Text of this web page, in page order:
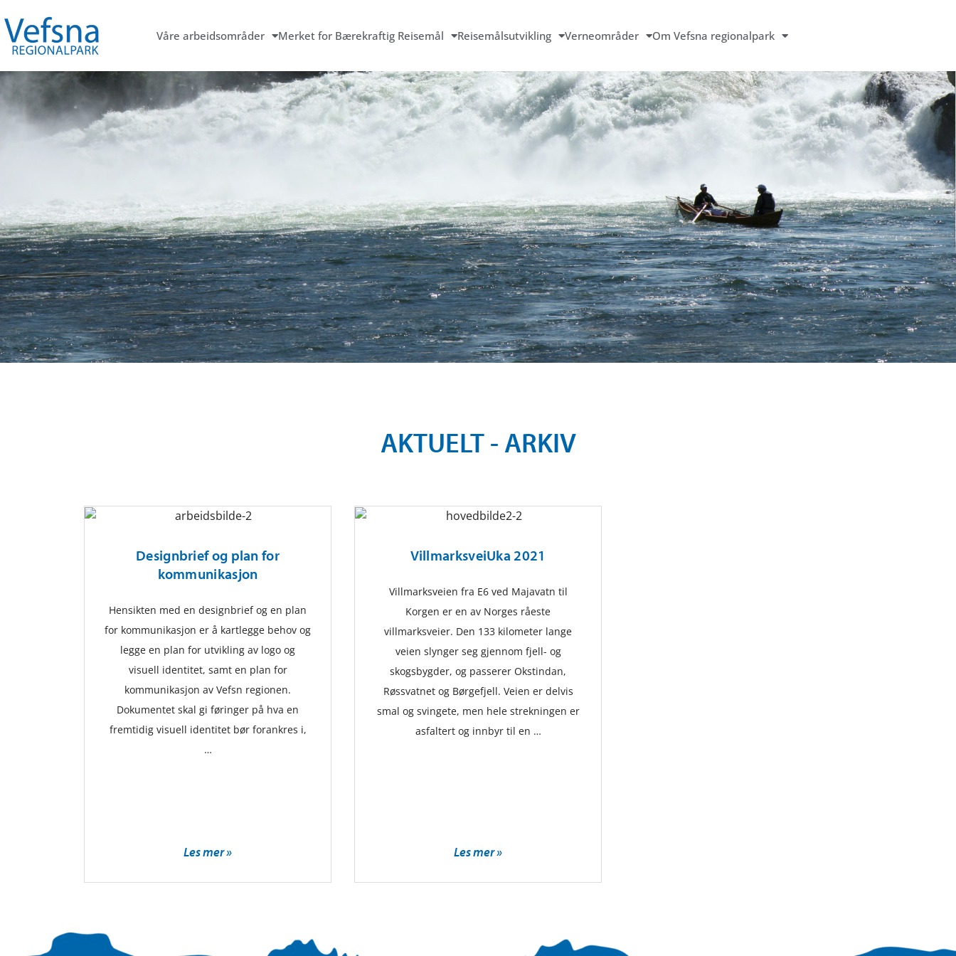
Våre arbeidsområder Merket for Bærekraftig Reisemål Reisemålsutvikling Verneområder Om Vefsna regionalpark
AKTUELT - ARKIV
Designbrief og plan for
kommunikasjon
Hensikten med en designbrief og en plan
for kommunikasjon er å kartlegge behov og
legge en plan for utvikling av logo og
visuell identitet, samt en plan for
kommunikasjon av Vefsn regionen.
Dokumentet skal gi føringer på hva en
fremtidig visuell identitet bør forankres i,
…
Les mer »
VillmarksveiUka 2021
Villmarksveien fra E6 ved Majavatn til
Korgen er en av Norges råeste
villmarksveier. Den 133 kilometer lange
veien slynger seg gjennom fjell- og
skogsbygder, og passerer Okstindan,
Røssvatnet og Børgefjell. Veien er delvis
smal og svingete, men hele strekningen er
asfaltert og innbyr til en …
Les mer »